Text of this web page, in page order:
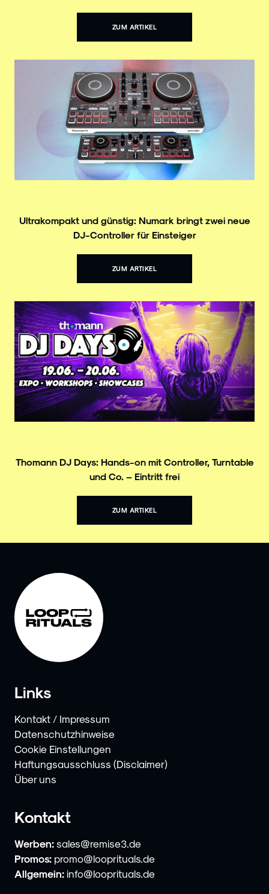
ZUM ARTIKEL
Ultrakompakt und günstig: Numark bringt zwei neue
DJ-Controller für Einsteiger
ZUM ARTIKEL
Thomann DJ Days: Hands-on mit Controller, Turntable
und Co. – Eintritt frei
ZUM ARTIKEL
Links
Kontakt / Impressum
Datenschutzhinweise
Cookie Einstellungen
Haftungsausschluss (Disclaimer)
Über uns
Kontakt
Werben: sales@remise3.de
Promos: promo@looprituals.de
Allgemein: info@looprituals.de